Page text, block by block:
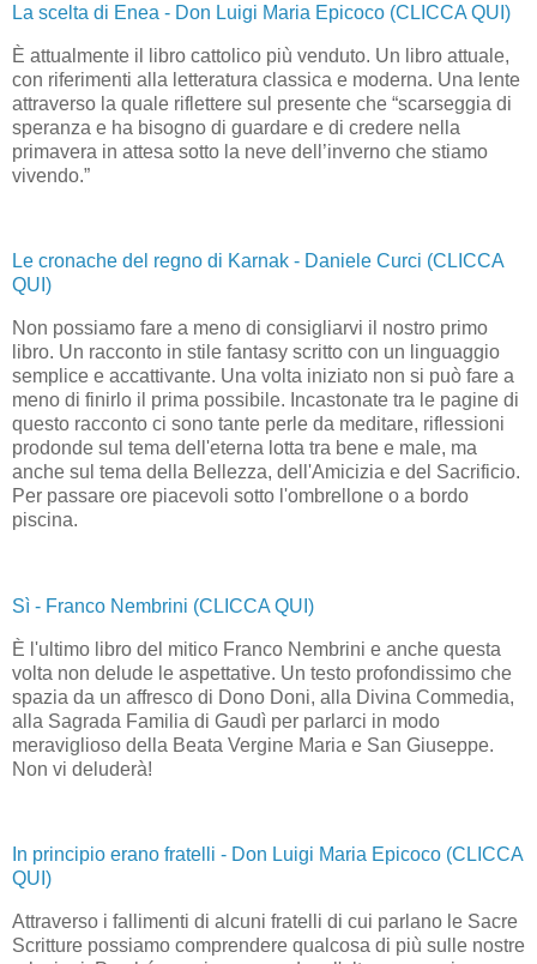
La scelta di Enea - Don Luigi Maria Epicoco (CLICCA QUI)
È attualmente il libro cattolico più venduto. Un libro attuale,
con riferimenti alla letteratura classica e moderna. Una lente
attraverso la quale riflettere sul presente che “scarseggia di
speranza e ha bisogno di guardare e di credere nella
primavera in attesa sotto la neve dell’inverno che stiamo
vivendo.”
Le cronache del regno di Karnak - Daniele Curci (CLICCA
QUI)
Non possiamo fare a meno di consigliarvi il nostro primo
libro. Un racconto in stile fantasy scritto con un linguaggio
semplice e accattivante. Una volta iniziato non si può fare a
meno di finirlo il prima possibile. Incastonate tra le pagine di
questo racconto ci sono tante perle da meditare, riflessioni
prodonde sul tema dell'eterna lotta tra bene e male, ma
anche sul tema della Bellezza, dell'Amicizia e del Sacrificio.
Per passare ore piacevoli sotto l'ombrellone o a bordo
piscina.
Sì - Franco Nembrini (CLICCA QUI)
È l'ultimo libro del mitico Franco Nembrini e anche questa
volta non delude le aspettative. Un testo profondissimo che
spazia da un affresco di Dono Doni, alla Divina Commedia,
alla Sagrada Familia di Gaudì per parlarci in modo
meraviglioso della Beata Vergine Maria e San Giuseppe.
Non vi deluderà!
In principio erano fratelli - Don Luigi Maria Epicoco (CLICCA
QUI)
Attraverso i fallimenti di alcuni fratelli di cui parlano le Sacre
Scritture possiamo comprendere qualcosa di più sulle nostre